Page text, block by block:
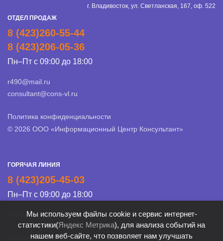
г. Владивосток, ул. Светланская, 167, оф. 522
ОТДЕЛ ПРОДАЖ
8 (423)260-55-44
8 (423)206-05-36
Пн–Пт с 09:00 до 18:00
r490@mail.ru
consultant@cons-vl.ru
Политика конфиденциальности
© 2026 ООО «Информационный Центр Консультант»
ГОРЯЧАЯ ЛИНИЯ
8 (423)205-45-03
Пн–Пт с 09:00 до 18:00
hotline@cons-vl.ru
Регламент Линии консультации
Мы используем файлы cookie и сервис интернет-
статистики(Яндекс Метрика), для анализа событий на
нашем веб-сайте, что позволяет нам улучшать